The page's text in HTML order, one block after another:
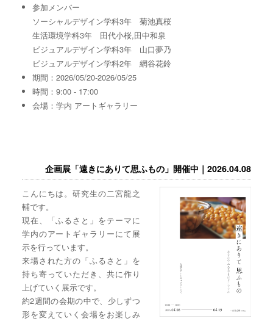
参加メンバー
ソーシャルデザイン学科3年 菊池真桜
生活環境学科3年 田代小桜,田中和泉
ビジュアルデザイン学科3年 山口夢乃
ビジュアルデザイン学科2年 網谷花鈴
期間：2026/05/20-2026/05/25
時間：9:00 - 17:00
会場：学内 アートギャラリー
企画展「遠きにありて思ふもの」開催中｜2026.04.08
こんにちは。研究生の二宮龍之
輔です。
現在、「ふるさと」をテーマに
学内のアートギャラリーにて展
示を行っています。
来場された方の「ふるさと」を
持ち寄っていただき、共に作り
上げていく展示です。
約2週間の会期の中で、少しずつ
形を変えていく会場をお楽しみ